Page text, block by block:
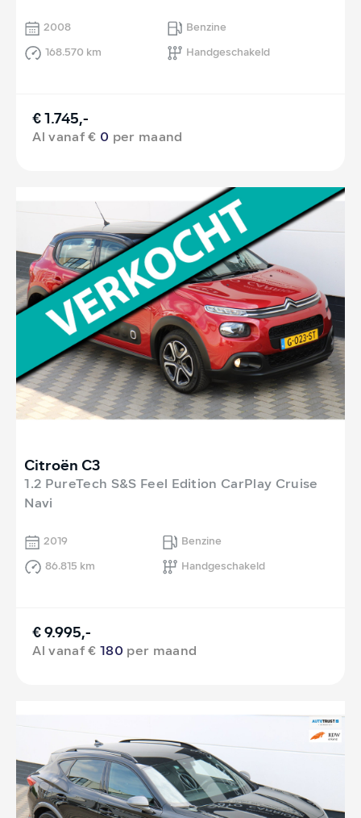
2008
Benzine
168.570 km
Handgeschakeld
€ 1.745,-
Al vanaf € 0 per maand
Citroën C3
1.2 PureTech S&S Feel Edition CarPlay Cruise
Navi
2019
Benzine
86.815 km
Handgeschakeld
€ 9.995,-
Al vanaf €180 per maand